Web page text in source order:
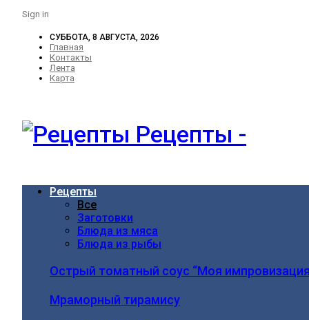
Sign in
СУББОТА, 8 АВГУСТА, 2026
Главная
Контакты
Лента
Карта
Рецепты -
Рецепты
Все
Заготовки
Блюда из мяса
Блюда из рыбы
Острый томатный соус “Моя
Мраморный тирамису